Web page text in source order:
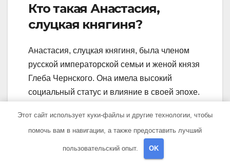
Кто такая Анастасия,
слуцкая княгиня?
Анастасия, слуцкая княгиня, была членом
русской императорской семьи и женой князя
Глеба Чернского. Она имела высокий
социальный статус и влияние в своей эпохе.
Навигация
Причины
появления
Почему на теле
Этот сайт использует куки-файлы и другие технологии, чтобы
помочь вам в навигации, а также предоставить лучший
пользовательский опыт. OK